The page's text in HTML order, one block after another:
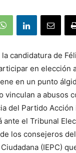
candidatura de
en elección
en un punto
vinculan a abusos
del Partido Acción
ante el Tribunal
los consejeros
(IEPC)